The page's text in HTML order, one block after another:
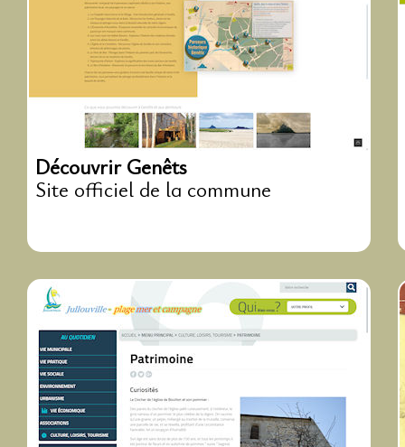
Découvrir Genêts
Site officiel de la commune